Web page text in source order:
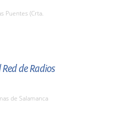
Puentes (Crta.
de Radios
de Salamanca